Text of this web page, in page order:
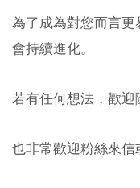
為了成為對您而言
會持續進化。
若有任何想法，歡迎
也非常歡迎粉絲來信